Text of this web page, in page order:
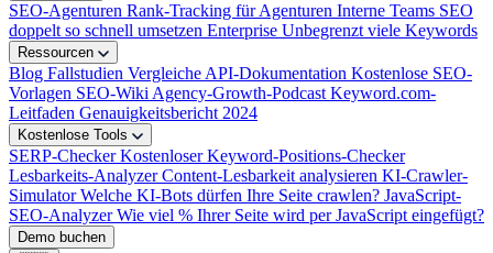
SEO-Agenturen Rank-Tracking für Agenturen Interne Teams SEO
doppelt so schnell umsetzen Enterprise Unbegrenzt viele Keywords
Ressourcen
Blog Fallstudien Vergleiche API-Dokumentation Kostenlose SEO-
Vorlagen SEO-Wiki Agency-Growth-Podcast Keyword.com-
Leitfaden Genauigkeitsbericht 2024
Kostenlose Tools
SERP-CheckerKostenloser Keyword-Positions-Checker
Lesbarkeits-AnalyzerContent-Lesbarkeit analysieren KI-Crawler-
SimulatorWelche KI-Bots dürfen Ihre Seite crawlen? JavaScript-
SEO-AnalyzerWie viel % Ihrer Seite wird per JavaScript eingefügt?
Demo buchen